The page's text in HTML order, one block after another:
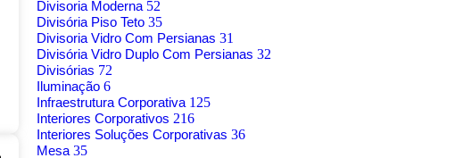
Divisoria Moderna 52
Divisória Piso Teto 35
Divisoria Vidro Com Persianas 31
Divisória Vidro Duplo Com Persianas 32
Divisórias 72
Iluminação 6
Infraestrutura Corporativa 125
Interiores Corporativos 216
Interiores Soluções Corporativas 36
Mesa 35